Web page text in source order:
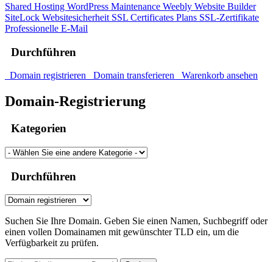
Shared Hosting WordPress Maintenance Weebly Website Builder
SiteLock Websitesicherheit SSL Certificates Plans SSL-Zertifikate
Professionelle E-Mail
Durchführen
Domain registrieren Domain transferieren Warenkorb ansehen
Domain-Registrierung
Kategorien
Durchführen
Suchen Sie Ihre Domain. Geben Sie einen Namen, Suchbegriff oder
einen vollen Domainamen mit gewünschter TLD ein, um die
Verfügbarkeit zu prüfen.